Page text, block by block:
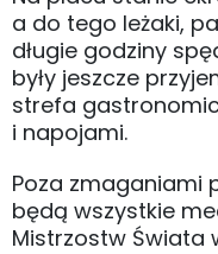
a do tego leżaki,
długie godziny
były jeszcze
strefa
i napojami.
Poza zmaganiami
będą wszystkie
Mistrzostw Świata